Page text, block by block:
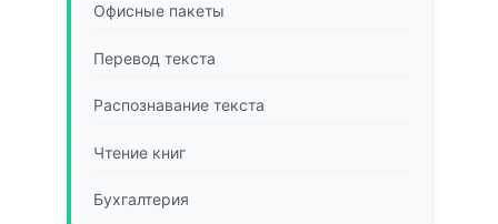
Офисные пакеты
Перевод текста
Распознавание текста
Чтение книг
Бухгалтерия